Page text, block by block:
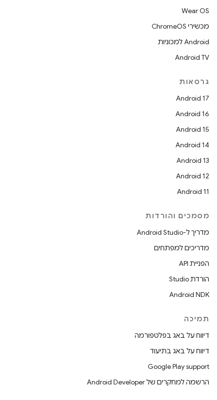
Wear OS
מכשירי ChromeOS
Android למכוניות
Android TV
גרסאות
Android 17
Android 16
Android 15
Android 14
Android 13
Android 12
Android 11
מסמכים והורדות
מדריך ל-Android Studio
מדריכים למפתחים
הפניית API
הורדת Studio
Android NDK
תמיכה
דיווח על באג בפלטפורמה
דיווח על באג בתיעוד
Google Play support
הרשמה למחקרים של Android Developer